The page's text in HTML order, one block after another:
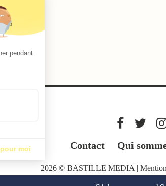
Contact Qui
2026 © BASTILLE MEDIA |